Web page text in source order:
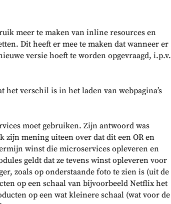
meer te maken van inline resources en
Dit heeft er mee te maken dat wanneer er
versie hoeft te worden opgevraagd, i.p.v.
verschil is in het laden van webpagina’s
moet gebruiken. Zijn antwoord was
zijn mening uiteen over dat dit een OR en
winst die microservices opleveren en
geldt dat ze tevens winst opleveren voor
zoals op onderstaande foto te zien is (uit de
op een schaal van bijvoorbeeld Netflix het
op een wat kleinere schaal (wat voor de